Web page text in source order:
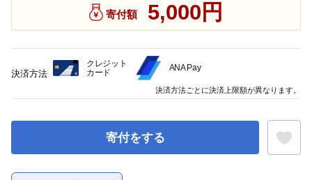
寄付額 5,000円
寄付をする
決済方法
クレジット
カード
ANA Pay
決済方法ごとに決済上限額が異なります。